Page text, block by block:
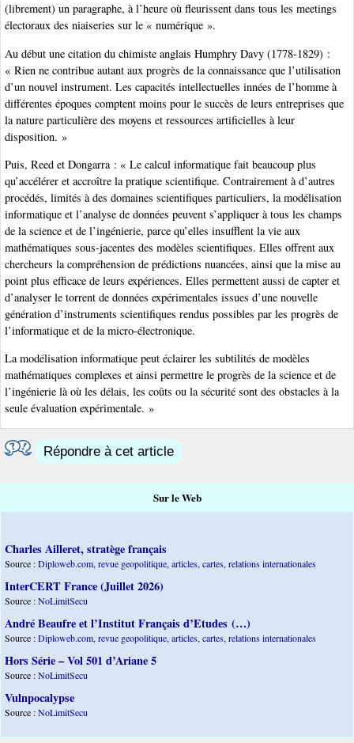
(librement) un paragraphe, à l’heure où fleurissent dans tous les meetings
électoraux des niaiseries sur le « numérique ».
Au début une citation du chimiste anglais Humphry Davy (1778-1829) :
« Rien ne contribue autant aux progrès de la connaissance que l’utilisation
d’un nouvel instrument. Les capacités intellectuelles innées de l’homme à
différentes époques comptent moins pour le succès de leurs entreprises que
la nature particulière des moyens et ressources artificielles à leur
disposition. »
Puis, Reed et Dongarra : « Le calcul informatique fait beaucoup plus
qu’accélérer et accroître la pratique scientifique. Contrairement à d’autres
procédés, limités à des domaines scientifiques particuliers, la modélisation
informatique et l’analyse de données peuvent s’appliquer à tous les champs
de la science et de l’ingénierie, parce qu’elles insufflent la vie aux
mathématiques sous-jacentes des modèles scientifiques. Elles offrent aux
chercheurs la compréhension de prédictions nuancées, ainsi que la mise au
point plus efficace de leurs expériences. Elles permettent aussi de capter et
d’analyser le torrent de données expérimentales issues d’une nouvelle
génération d’instruments scientifiques rendus possibles par les progrès de
l’informatique et de la micro-électronique.
La modélisation informatique peut éclairer les subtilités de modèles
mathématiques complexes et ainsi permettre le progrès de la science et de
l’ingénierie là où les délais, les coûts ou la sécurité sont des obstacles à la
seule évaluation expérimentale. »
Répondre à cet article
Sur le Web
Charles Ailleret, stratège français
Source :Diploweb.com, revue geopolitique, articles, cartes, relations internationales
InterCERT France (Juillet 2026)
Source :NoLimitSecu
André Beaufre et l’Institut Français d’Etudes (…)
Source :Diploweb.com, revue geopolitique, articles, cartes, relations internationales
Hors Série – Vol 501 d’Ariane 5
Source :NoLimitSecu
Vulnpocalypse
Source :NoLimitSecu